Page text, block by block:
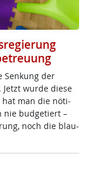
Sen­kung der
wur­de die­se
hat man die nö­t­i­
nie bud­ge­tiert –
noch die blau-